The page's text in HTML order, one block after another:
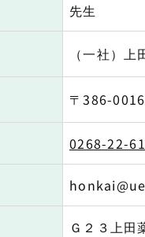
先生
（一社）
〒386-
0268-22-
Ｇ２３上